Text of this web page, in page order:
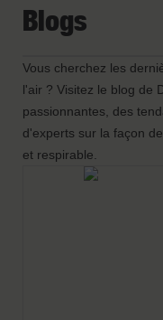
comment
systèmes de
site de production
d'activité.
Blogs
Vous cherchez les
l'air ? Visitez le blog de
passionnantes, des
d'experts sur la façon
et respirable.